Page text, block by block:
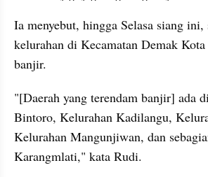
Ia menyebut, hingga Selasa siang
kelurahan di Kecamatan Demak
banjir.
"[Daerah yang terendam banjir] ada
Bintoro, Kelurahan Kadilangu,
Kelurahan Mangunjiwan, dan
Karangmlati," kata Rudi.